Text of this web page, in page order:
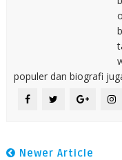
populer dan biografi
Newer Article